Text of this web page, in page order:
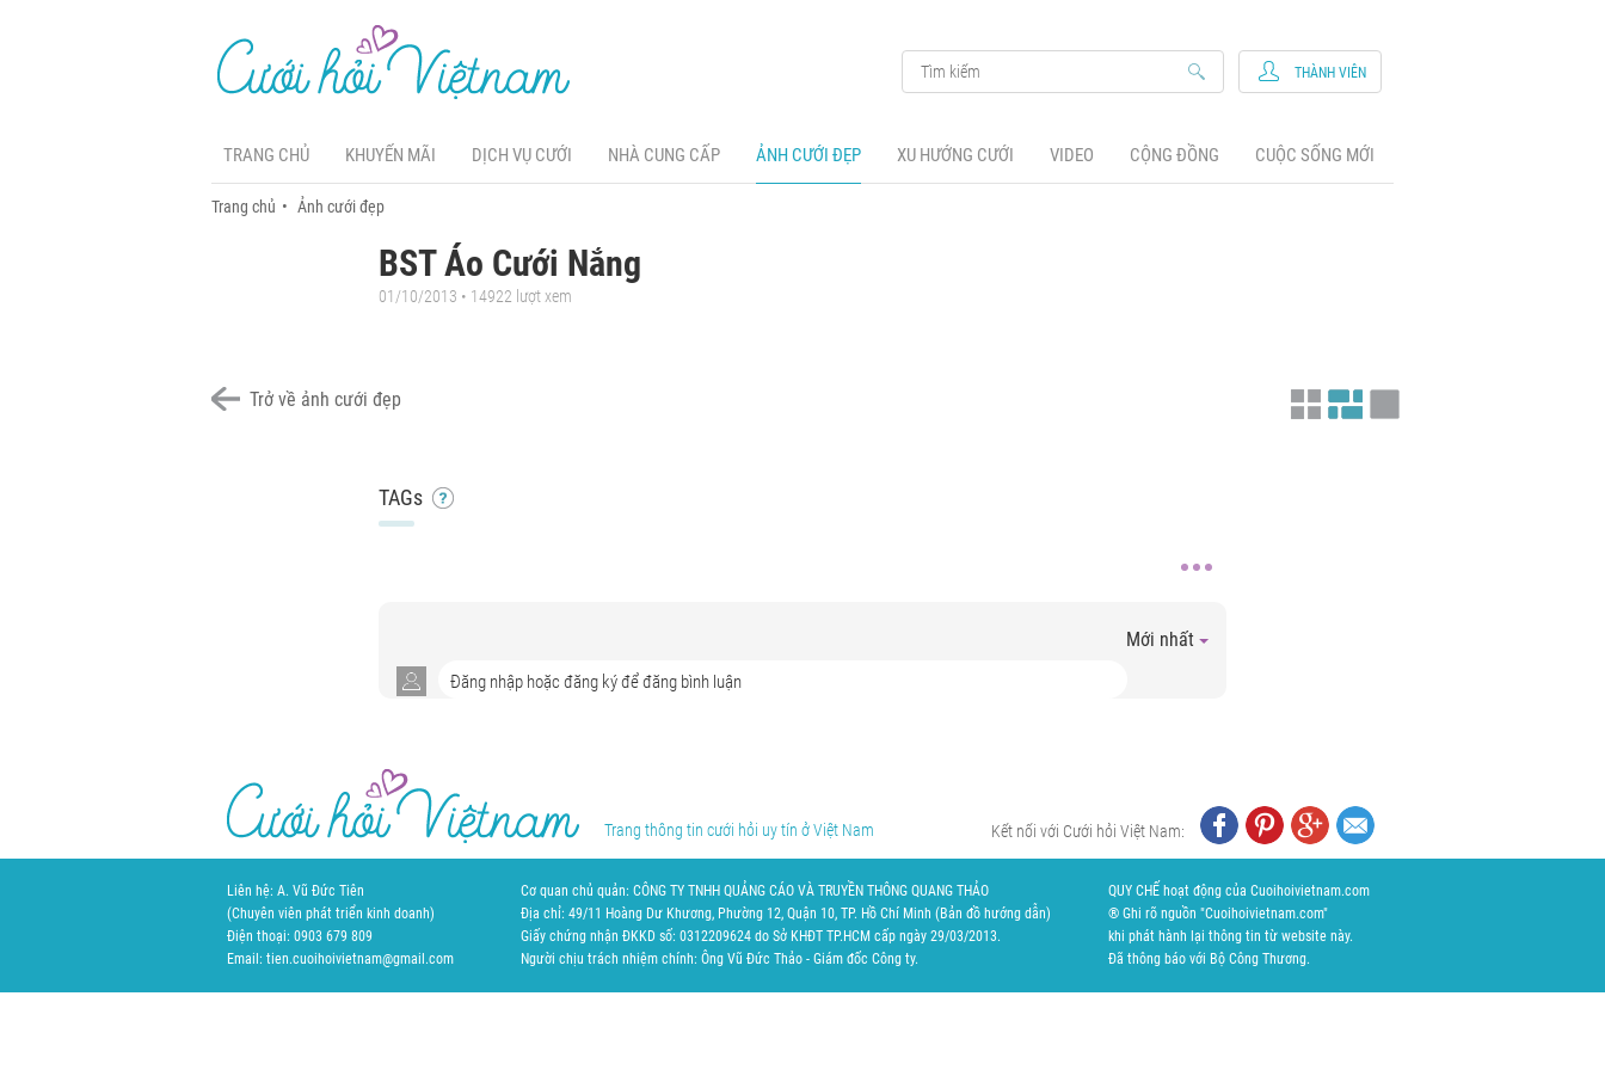
TRANG CHỦ KHUYẾN MÃI DỊCH VỤ CƯỚI NHÀ CUNG CẤP ẢNH CƯỚI ĐẸP XU HƯỚNG CƯỚI VIDEO CỘNG ĐỒNG CUỘC SỐNG MỚI
THÀNH VIÊN
Trang chủ Ảnh cưới đẹp
BST Áo Cưới Nắng
01/10/2013 • 14922 lượt xem
Trở về ảnh cưới đẹp
TAGs
Mới nhất
Trang thông tin cưới hỏi uy tín ở Việt Nam Kết nối với Cưới hỏi Việt Nam:
Liên hệ: A. Vũ Đức Tiên
(Chuyên viên phát triển kinh doanh)
Điện thoại: 0903 679 809
Email: tien.cuoihoivietnam@gmail.com
Cơ quan chủ quản: CÔNG TY TNHH QUẢNG CÁO VÀ TRUYỀN THÔNG QUANG THẢO
Địa chỉ: 49/11 Hoàng Dư Khương, Phường 12, Quận 10, TP. Hồ Chí Minh ( Bản đồ hướng dẫn)
Giấy chứng nhận ĐKKD số: 0312209624 do Sở KHĐT TP.HCM cấp ngày 29/03/2013.
Người chịu trách nhiệm chính: Ông Vũ Đức Thảo - Giám đốc Công ty.
QUY CHẾ hoạt động của Cuoihoivietnam.com
® Ghi rõ nguồn "Cuoihoivietnam.com"
khi phát hành lại thông tin từ website này.
Đã thông báo với Bộ Công Thương.